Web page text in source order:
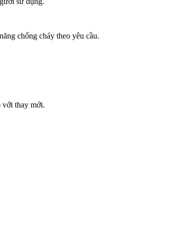
chống cháy theo yêu cầu.
với thay mới.